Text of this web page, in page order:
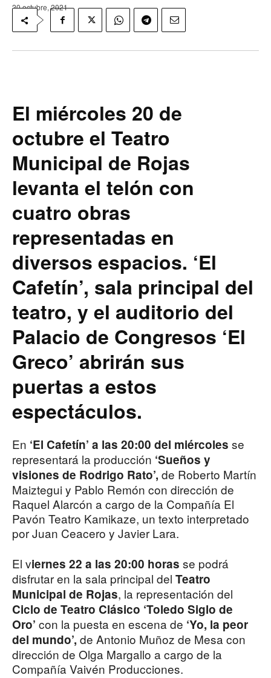
20 octubre, 2021
El miércoles 20 de
octubre el Teatro
Municipal de Rojas
levanta el telón con
cuatro obras
representadas en
diversos espacios. ‘El
Cafetín’, sala principal del
teatro, y el auditorio del
Palacio de Congresos ‘El
Greco’ abrirán sus
puertas a estos
espectáculos.
En ‘El Cafetín’ a las 20:00 del miércoles se
representará la producción ‘Sueños y
visiones de Rodrigo Rato’, de Roberto Martín
Maiztegui y Pablo Remón con dirección de
Raquel Alarcón a cargo de la Compañía El
Pavón Teatro Kamikaze, un texto interpretado
por Juan Ceacero y Javier Lara.
El viernes 22 a las 20:00 horas se podrá
disfrutar en la sala principal del Teatro
Municipal de Rojas, la representación del
Ciclo de Teatro Clásico ‘Toledo Siglo de
Oro’ con la puesta en escena de ‘Yo, la peor
del mundo’, de Antonio Muñoz de Mesa con
dirección de Olga Margallo a cargo de la
Compañía Vaivén Producciones.